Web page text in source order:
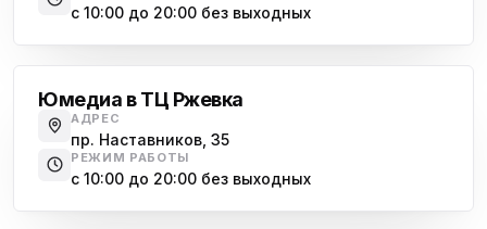
ю
Юмедиа в ТК Юго-Запад
пр. Маршала Жукова, 35-1
Юмедиа на Космонавтов
с 10:00 до 20:00 без выходных
Юмедиа в ТЦ Ржевка
АДРЕС
пр. Наставников, 35
РЕЖИМ РАБОТЫ
с 10:00 до 20:00 без выходных